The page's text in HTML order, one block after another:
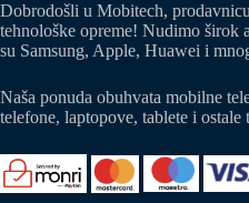
Dobrodošli u Mobitech,
tehnološke opreme! Nudimo širok
su Samsung, Apple, Huawei i
Naša ponuda obuhvata mobilne
telefone, laptopove, tablete i ostale